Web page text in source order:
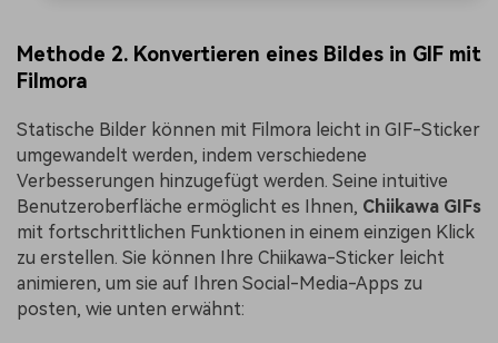
Methode 2. Konvertieren eines Bildes in GIF mit
Filmora
Statische Bilder können mit Filmora leicht in GIF-Sticker
umgewandelt werden, indem verschiedene
Verbesserungen hinzugefügt werden. Seine intuitive
Benutzeroberfläche ermöglicht es Ihnen, Chiikawa GIFs
mit fortschrittlichen Funktionen in einem einzigen Klick
zu erstellen. Sie können Ihre Chiikawa-Sticker leicht
animieren, um sie auf Ihren Social-Media-Apps zu
posten, wie unten erwähnt: